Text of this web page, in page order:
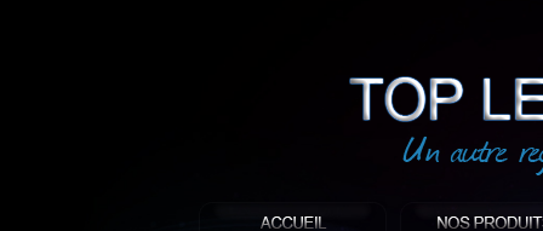
: Top led world
Produit décoratif led